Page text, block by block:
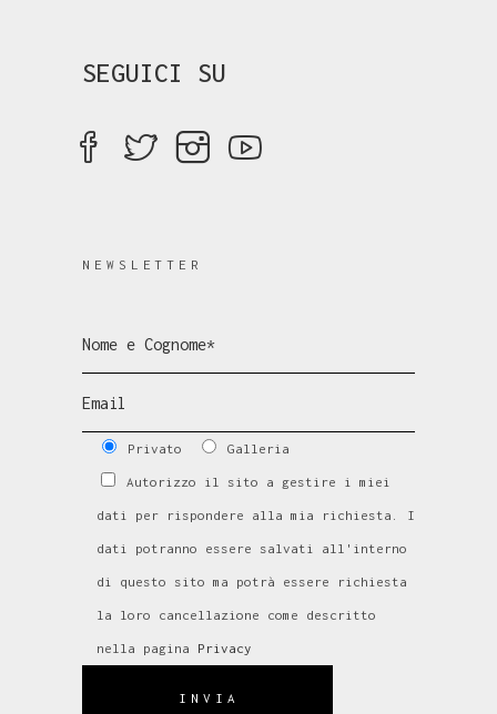
SEGUICI SU
NEWSLETTER
Privato Galleria
Autorizzo il sito a gestire i miei
dati per rispondere alla mia richiesta. I
dati potranno essere salvati all'interno
di questo sito ma potrà essere richiesta
la loro cancellazione come descritto
nella pagina Privacy
INVIA